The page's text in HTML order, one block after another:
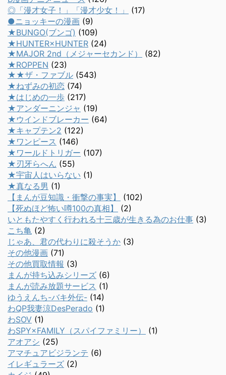
◎「漫才女子！」「漫才少女！」
(17)
●ニョッキーの漫画 (9)
★BUNGO(ブンゴ) (109)
★HUNTER×HUNTER (24)
★MAJOR 2nd（メジャーセカンド）
(82)
★ROPPEN (23)
★★ザ・ファブル (543)
★ねずみの初恋 (74)
★はじめの一歩 (217)
★アンダーニンジャ (19)
★ウインドブレーカー (64)
★キャプテン2 (122)
★ワンピース (146)
★ワールドトリガー (107)
★刃牙らへん (55)
★宇宙人はいらない (1)
★真なる男 (1)
【まんが豆知識・衝撃の事実】
(102)
【死ぬほど怖い噂100の真相】
(2)
いともたやすく行われる十三歳が生きる為のお仕事 (3)
こち亀 (2)
じゃあ、君の代わりに殺そうか (3)
その他漫画 (71)
その他買取情報 (3)
まんが持ち込みシリーズ (6)
まんが読み放題サービス (1)
ゆうえんち-バキ外伝- (14)
わQP我妻涼DesPerado (1)
わSOV (1)
わSPY×FAMILY（スパイファミリー）
(1)
アオアシ (25)
アマチュアビジランテ (6)
イレギュラーズ (2)